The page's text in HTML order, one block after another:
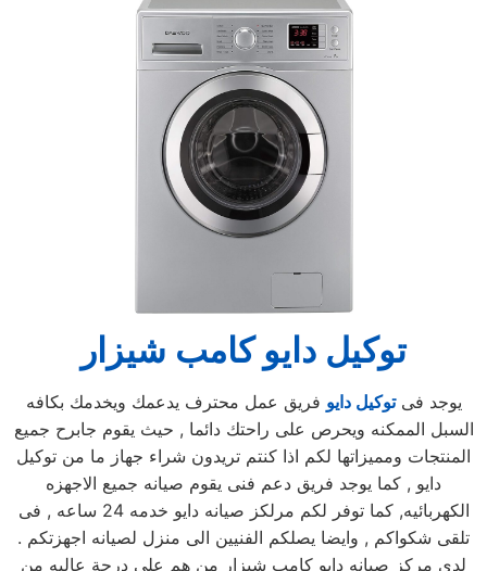
توكيل دايو كامب شيزار
يوجد فىتوكيل دايو فريق عمل محترف يدعمك ويخدمك بكافه
السبل الممكنه ويحرص على راحتك دائما , حيث يقوم جابرح جميع
المنتجات ومميزاتها لكم اذا كنتم تريدون شراء جهاز ما من توكيل
دايو , كما يوجد فريق دعم فنى يقوم صيانه جميع الاجهزه
الكهربائيه, كما توفر لكم مرلكز صيانه دايو خدمه 24 ساعه , فى
تلقى شكواكم , وايضا يصلكم الفنيين الى منزل لصيانه اجهزتكم .
لدي مركز صيانه دايو كامب شيزار من هم علي درجة عاليه من